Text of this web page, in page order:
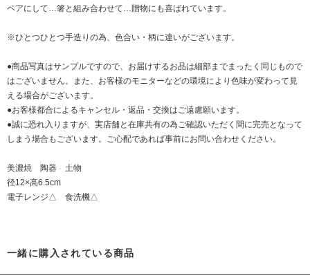
ペアにして…箸と組み合わせて…贈物にも喜ばれています。
※ひとつひとつ手造りの為、色合い・柄に違いがございます。
●商品写真はサンプルですので、お届けするお品は細部までまったく同じもので
はございません。また、お客様のモニターなどの環境により色味が変わって見
える場合がございます。
●お客様都合によるキャンセル・返品・交換はご遠慮願います。
●誠に恐れ入りますが、実店舗と在庫共有の為ご確認いただく間に完売となって
しまう場合もございます。ご心配であれば事前にお問い合わせください。
美濃焼 陶器 土物
径12×高6.5cm
電子レンジ△ 食洗機△
一緒に購入されている商品